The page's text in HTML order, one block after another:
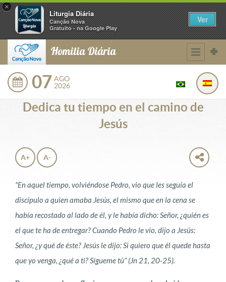
×
Liturgia Diária
Canção Nova
Gratuito - na Google Play
Ver
Homilia Diária
07 AGO
2026
Dedica tu tiempo en el camino de
Jesús
A+ A-
“En aquel tiempo, volviéndose Pedro, vio que les seguía el
discípulo a quien amaba Jesús, el mismo que en la cena se
había recostado al lado de él, y le había dicho: Señor, ¿quién es
el que te ha de entregar? Cuando Pedro le vio, dijo a Jesús:
Señor, ¿y qué de éste? Jesús le dijo: Si quiero que él quede hasta
que yo venga, ¿qué a ti? Sígueme tú” (Jn 21, 20-25).